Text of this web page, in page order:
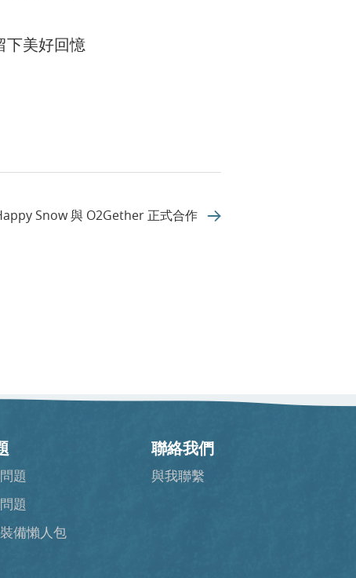
下美好回憶
Snow 與 O2Gether 正式合作
題
題
備懶人包
聯絡我們
與我聯繫